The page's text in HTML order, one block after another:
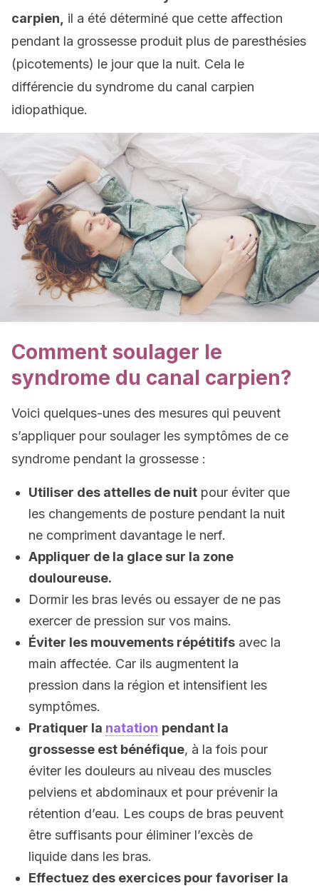
carpien,
il a été déterminé que cette affection
pendant la grossesse produit plus de paresthésies
(picotements) le jour que la nuit. Cela le
différencie du syndrome du canal carpien
idiopathique.
Comment soulager le
syndrome du canal carpien?
Voici quelques-unes des mesures qui peuvent
s’appliquer pour soulager les symptômes de ce
syndrome pendant la grossesse :
Utiliser des attelles de nuit pour éviter que
les changements de posture pendant la nuit
ne compriment davantage le nerf.
Appliquer de la glace sur la zone
douloureuse.
Dormir les bras levés ou essayer de ne pas
exercer de pression sur vos mains.
Éviter les mouvements répétitifs avec la
main affectée. Car ils augmentent la
pression dans la région et intensifient les
symptômes.
Pratiquer la natation pendant la
grossesse est bénéfique, à la fois pour
éviter les douleurs au niveau des muscles
pelviens et abdominaux et pour prévenir la
rétention d’eau. Les coups de bras peuvent
être suffisants pour éliminer l’excès de
liquide dans les bras.
Effectuez des exercices pour favoriser la